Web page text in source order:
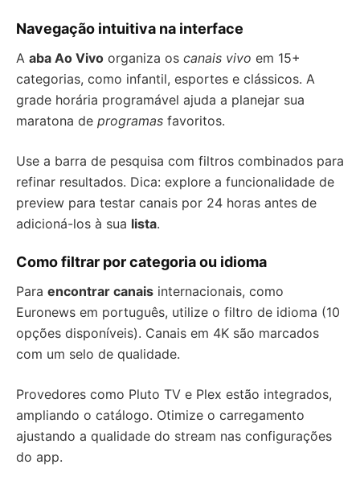
Navegação intuitiva na interface
A aba Ao Vivo organiza os canais vivo em 15+
categorias, como infantil, esportes e clássicos. A
grade horária programável ajuda a planejar sua
maratona de programas favoritos.
Use a barra de pesquisa com filtros combinados para
refinar resultados. Dica: explore a funcionalidade de
preview para testar canais por 24 horas antes de
adicioná-los à sua lista.
Como filtrar por categoria ou idioma
Para encontrar canais internacionais, como
Euronews em português, utilize o filtro de idioma (10
opções disponíveis). Canais em 4K são marcados
com um selo de qualidade.
Provedores como Pluto TV e Plex estão integrados,
ampliando o catálogo. Otimize o carregamento
ajustando a qualidade do stream nas configurações
do app.